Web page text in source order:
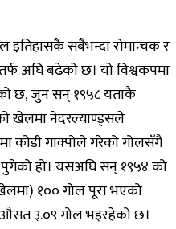
सबैभन्दा रोमान्चक र
अघि बढेको छ। यो विश्वकपमा
छ, जुन सन् १९५८ यताकै
खेलमा नेदरल्याण्ड्सले
कोडी गाक्पोले गरेको गोलसँगै
हो। यसअघि सन् १९५४ को
खेलमा) १०० गोल पूरा भएको
औसत ३.०९ गोल भइरहेको छ।